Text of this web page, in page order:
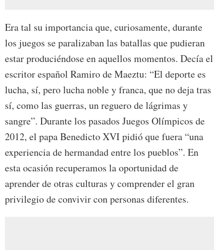
Era tal su importancia que, curiosamente, durante
los juegos se paralizaban las batallas que pudieran
estar produciéndose en aquellos momentos. Decía el
escritor español Ramiro de Maeztu: “El deporte es
lucha, sí, pero lucha noble y franca, que no deja tras
sí, como las guerras, un reguero de lágrimas y
sangre”. Durante los pasados Juegos Olímpicos de
2012, el papa Benedicto XVI pidió que fuera “una
experiencia de hermandad entre los pueblos”. En
esta ocasión recuperamos la oportunidad de
aprender de otras culturas y comprender el gran
privilegio de convivir con personas diferentes.